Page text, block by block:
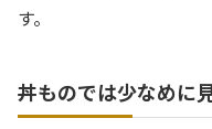
す。
丼ものでは少なめに